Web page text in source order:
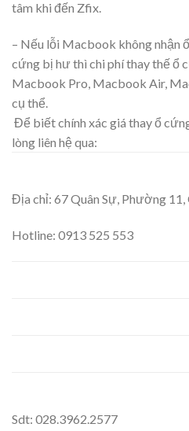
tâm khi đến Zfix.
– Nếu lỗi Macbook không nhận
cứng bị hư thì chi phí thay thế ổ
Macbook Pro, Macbook Air,
cụ thể.
Để biết chính xác giá thay ổ
lòng liên hệ qua:
Địa chỉ: 67 Quân Sự, Phường
Hotline: 0913 525 553
Sdt: 028.3962.2577